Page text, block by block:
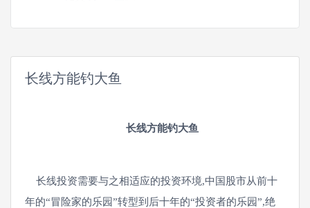
长线方能钓大鱼
长线方能钓大鱼
长线投资需要与之相适应的投资环境,中国股市从前十
年的“冒险家的乐园”转型到后十年的“投资者的乐园”,绝